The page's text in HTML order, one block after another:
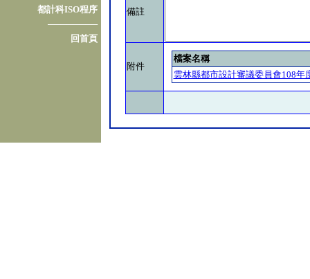
都計科ISO程序
────────
回首頁
備註
附件
檔案名稱
雲林縣都市設計審議委員會108年